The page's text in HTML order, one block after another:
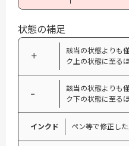
状態の補足
＋
該当の状態よりも
ク上の状態に至る
−
該当の状態よりも
ク下の状態に至る
インクド ペン等で修正した